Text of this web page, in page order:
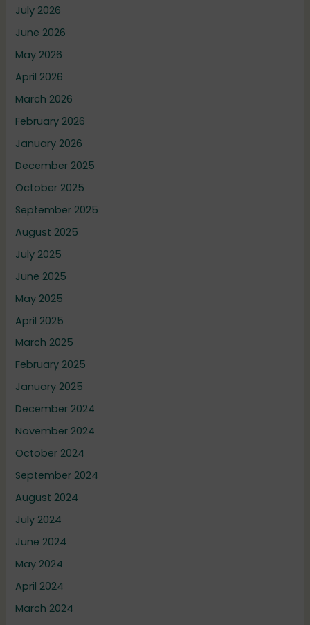
July 2026
June 2026
May 2026
April 2026
March 2026
February 2026
January 2026
December 2025
October 2025
September 2025
August 2025
July 2025
June 2025
May 2025
April 2025
March 2025
February 2025
January 2025
December 2024
November 2024
October 2024
September 2024
August 2024
July 2024
June 2024
May 2024
April 2024
March 2024